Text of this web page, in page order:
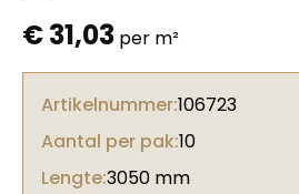
€31,03 per m²
Artikelnummer:106723
Aantal per pak:10
Lengte:3050 mm